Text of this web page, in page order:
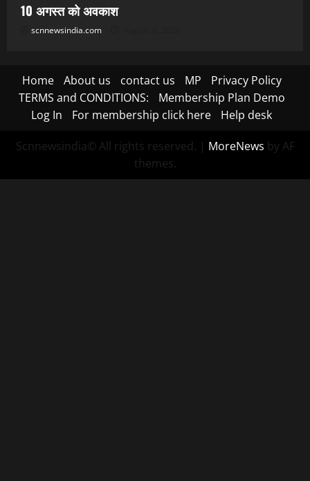
10 अगस्त को अवकाश
scnnewsindia.com
Home About us contact us MP
Privacy Policy
TERMS and CONDITIONS:
Membership Plan Demo
Log In
For membership click here Help desk
Scnnewsindia© All rights reserved. | MoreNews by AF
themes.